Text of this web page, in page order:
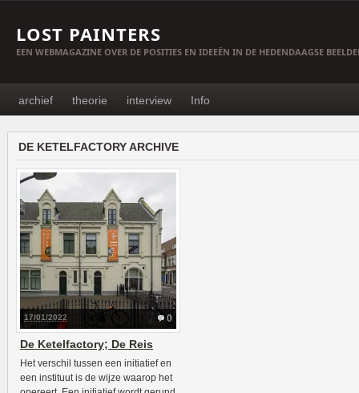
LOST PAINTERS
EEN WEBMAGAZINE OVER DE POSITIES EN IDEEËN IN DE HEDENDAAGSE
archief theorie interview Info
DE KETELFACTORY ARCHIVE
0
17/01/2022
De Ketelfactory; De Reis
Het verschil tussen een initiatief en
een instituut is de wijze waarop het